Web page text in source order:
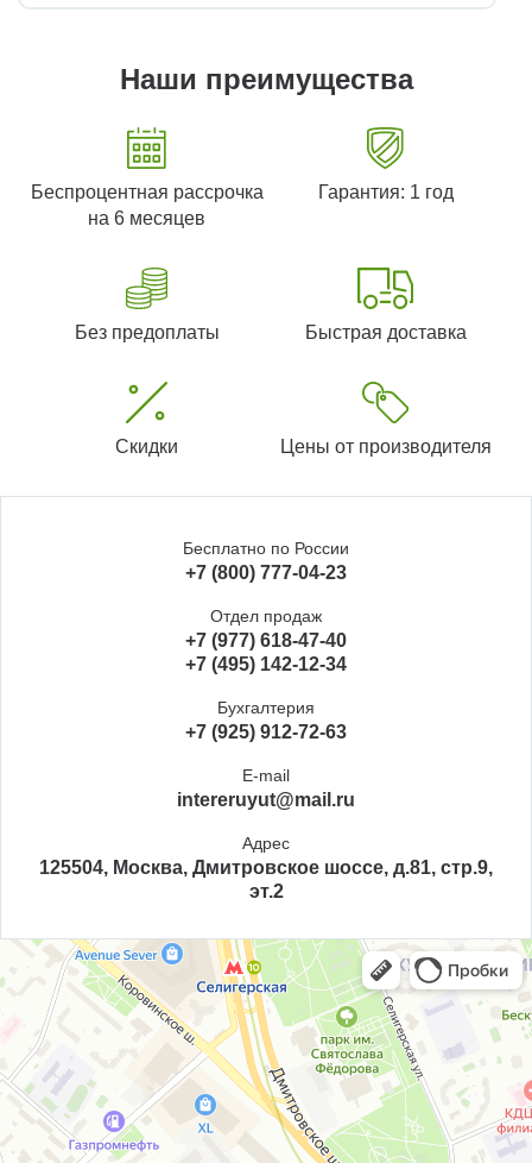
Наши преимущества
Беспроцентная рассрочка
на 6 месяцев
Гарантия: 1 год
Без предоплаты Быстрая доставка
Скидки Цены от производителя
Бесплатно по России
+7 (800) 777-04-23
Отдел продаж
+7 (977) 618-47-40
+7 (495) 142-12-34
Бухгалтерия
+7 (925) 912-72-63
E-mail
intereruyut@mail.ru
Адрес
125504, Москва, Дмитровское шоссе, д.81, стр.9,
эт.2